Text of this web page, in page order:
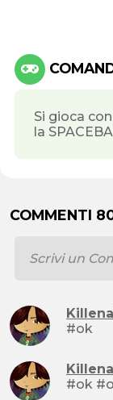
Si gioca
la
COMMENTI
#ok